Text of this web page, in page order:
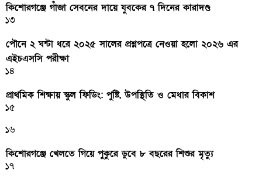
কিশোরগঞ্জে গাঁজা সেবনের দায়ে যুবকের ৭ দিনের কারাদণ্ড
১৩
পৌনে ২ ঘন্টা ধরে ২০২৫ সালের প্রশ্নপত্রে নেওয়া হলো ২০২৬ এর
এইচএসসি পরীক্ষা
১৪
প্রাথমিক শিক্ষায় স্কুল ফিডিং: পুষ্টি, উপস্থিতি ও মেধার বিকাশ
১৫
১৬
কিশোরগঞ্জে খেলতে গিয়ে পুকুরে ডুবে ৮ বছরের শিশুর মৃত্যু
১৭